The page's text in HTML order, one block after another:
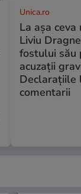
Unica.ro
La așa
Liviu
fostului său
acuzații
Declarațiile
comentarii